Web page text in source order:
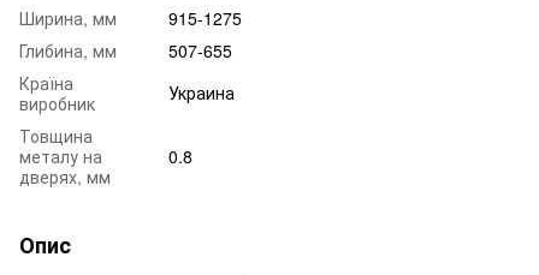
Ширина, мм
915-1275
Глибина, мм
507-655
Країна
виробник
Украина
Товщина
металу на
дверях, мм
0.8
Опис